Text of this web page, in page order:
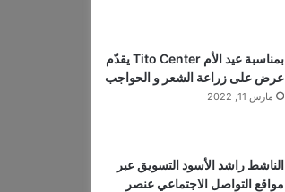
بمناسبة عيد الأم Tito Center يقدّم
عرض على زراعة الشعر و الحواجب
مارس 11, 2022
الناشط راشد الأسود التسويق عبر
مواقع التواصل الاجتماعي عنصر